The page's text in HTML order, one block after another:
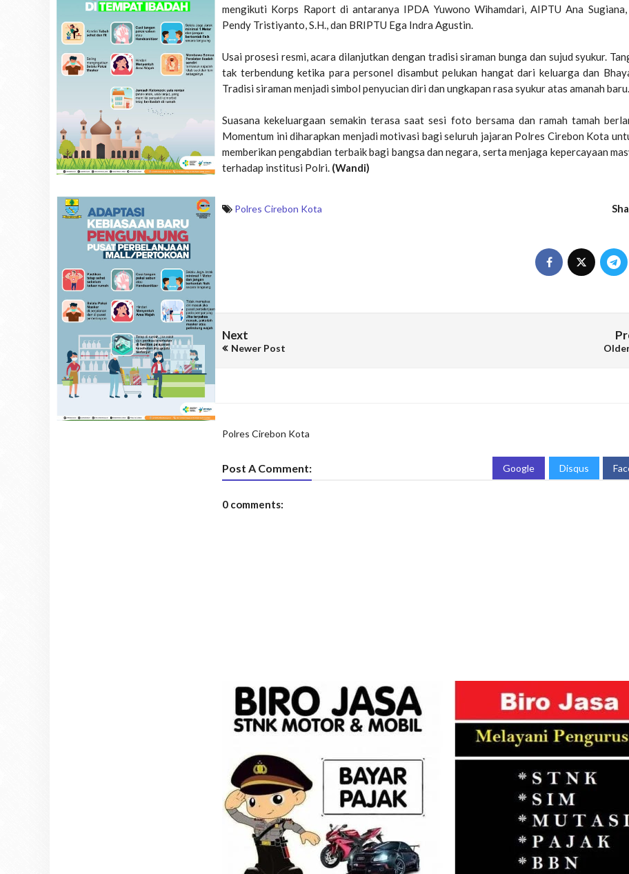
mengikuti Korps Raport di antaranya IPDA Yuwono Wihamdari, AIPTU Ana
Pendy Tristiyanto, S.H., dan BRIPTU Ega Indra Agustin.
Usai prosesi resmi, acara dilanjutkan dengan tradisi siraman bunga dan sujud syukur.
tak terbendung ketika para personel disambut pelukan hangat dari keluarga dan
Tradisi siraman menjadi simbol penyucian diri dan ungkapan rasa syukur atas amanah baru.
Suasana kekeluargaan semakin terasa saat sesi foto bersama dan ramah tamah
Momentum ini diharapkan menjadi motivasi bagi seluruh jajaran Polres Cirebon Kota
memberikan pengabdian terbaik bagi bangsa dan negara, serta menjaga kepercayaan
terhadap institusi Polri. (Wandi)
Polres Cirebon Kota
Next
Newer Post
Polres Cirebon Kota
Post A Comment: Google Disqus
0 comments: